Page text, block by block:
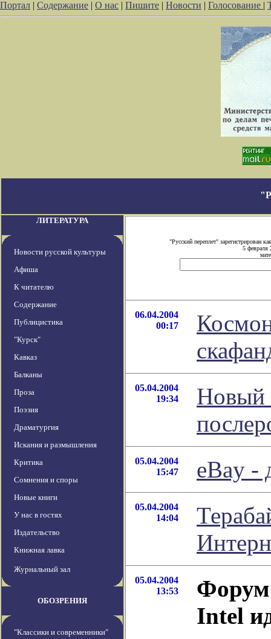
Портал | Содержание | О нас | Пишите | Новости | Голосование |
ЛИТЕРАТУРА
Новости русской культуры
Афиша
К читателю
Содержание
Публицистика
"Курск"
Кавказ
Балканы
Проза
Поэзия
Драматургия
Искания и размышления
Критика
Сомнения и споры
Новые книги
У нас в гостях
Издательство
Книжная лавка
Журнальный зал
ОБОЗРЕНИЯ
"Классики и современники"
"Русский переплет" зарегистрирован
5 февраля
06.04.2004
00:17
05.04.2004
19:34
Новый
05.04.2004
15:47
eBay -
05.04.2004
14:04
05.04.2004
13:53
Форум
Intel